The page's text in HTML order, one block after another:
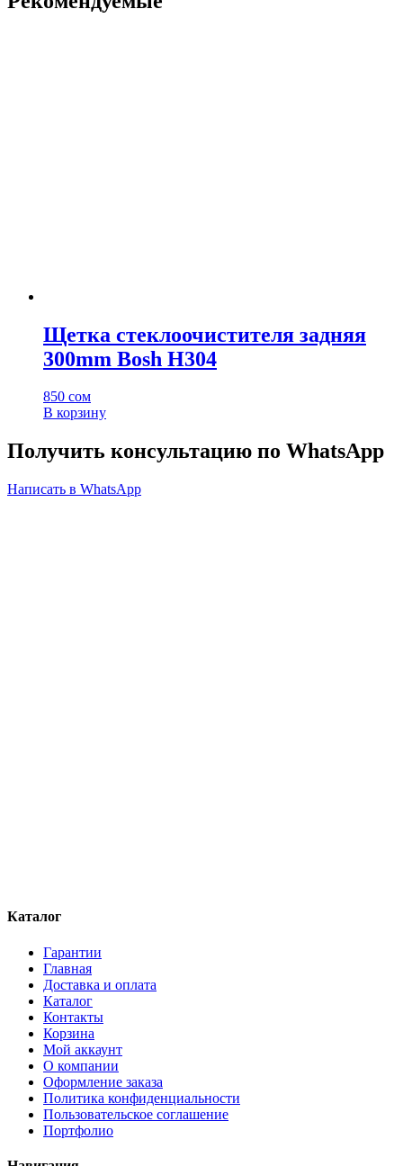
странице
Щетка стеклоочистителя задняя
300mm Bosh H304
850 сом
В корзину
Получить консультацию по WhatsApp
Написать в WhatsApp
Каталог
Гарантии
Главная
Доставка и оплата
Каталог
Контакты
Корзина
Мой аккаунт
О компании
Оформление заказа
Политика конфиденциальности
Пользовательское соглашение
Портфолио